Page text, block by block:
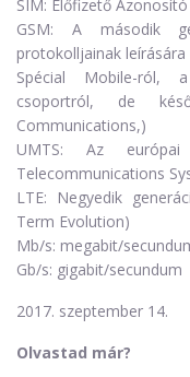
SIM: Előfizető
GSM: A második
protokolljainak
Spécial Mobile-ról,
csoportról, de
Communications,)
UMTS: Az
Telecommunications
LTE: Negyedik
Term Evolution)
Mb/s: megabit/
Gb/s: gigabit/secundum
2017. szeptember 14.
Olvastad már?